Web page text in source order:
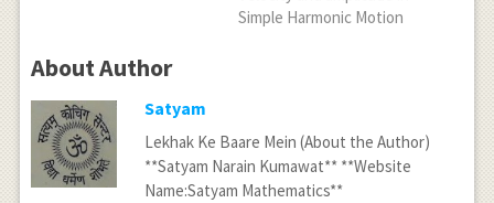
Simple Harmonic Motion
About Author
Satyam
Lekhak Ke Baare Mein (About the Author)
**Satyam Narain Kumawat** **Website
Name:Satyam Mathematics**